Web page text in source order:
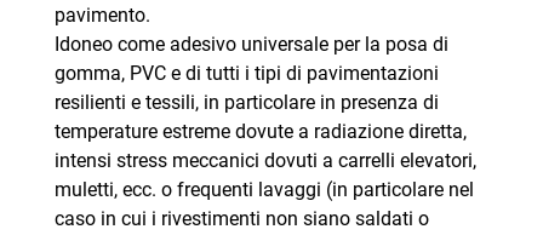
pavimento.
Idoneo come adesivo universale per la posa di
gomma, PVC e di tutti i tipi di pavimentazioni
resilienti e tessili, in particolare in presenza di
temperature estreme dovute a radiazione diretta,
intensi stress meccanici dovuti a carrelli elevatori,
muletti, ecc. o frequenti lavaggi (in particolare nel
caso in cui i rivestimenti non siano saldati o